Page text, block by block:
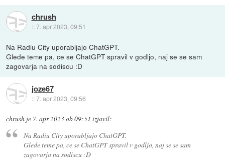
chrush
::7. apr 2023, 09:51
Na Radiu City uporabljajo ChatGPT.
Glede teme pa, ce se ChatGPT spravil v godljo, naj se se sam
zagovarja na sodiscu :D
joze67
::7. apr 2023, 09:56
chrush je 7. apr 2023 ob 09:51 izjavil:
Na Radiu City uporabljajo ChatGPT.
Glede teme pa, ce se ChatGPT spravil v godljo, naj se se sam
zagovarja na sodiscu :D